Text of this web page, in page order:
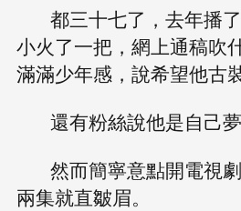
都三十七了，去年播
小火了一把，網上通稿吹
滿滿少年感，說希望他古
還有粉絲說他是自己
然而簡寧意點開電視
兩集就直皺眉。